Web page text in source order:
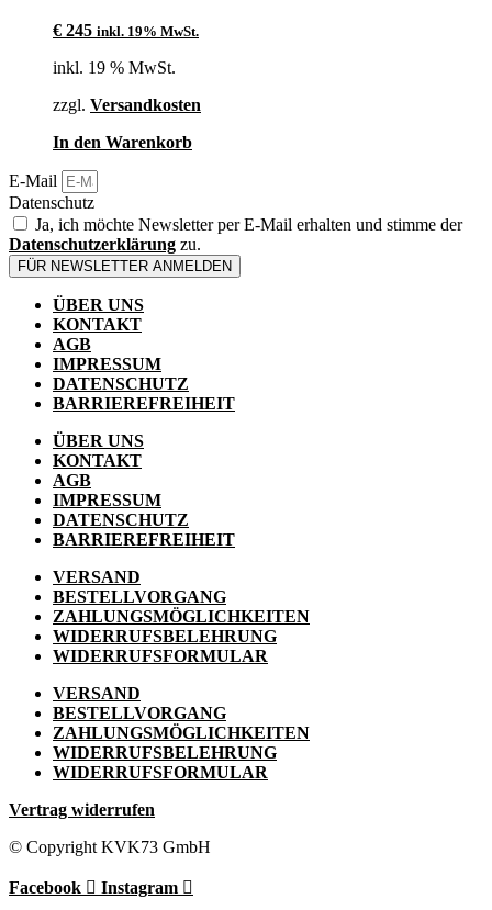
€ 245 inkl. 19% MwSt.
inkl. 19 % MwSt.
zzgl. Versandkosten
In den Warenkorb
E-Mail
Datenschutz
Ja, ich möchte Newsletter per E-Mail erhalten und stimme der
Datenschutzerklärung zu.
FÜR NEWSLETTER ANMELDEN
ÜBER UNS
KONTAKT
AGB
IMPRESSUM
DATENSCHUTZ
BARRIEREFREIHEIT
ÜBER UNS
KONTAKT
AGB
IMPRESSUM
DATENSCHUTZ
BARRIEREFREIHEIT
VERSAND
BESTELLVORGANG
ZAHLUNGSMÖGLICHKEITEN
WIDERRUFSBELEHRUNG
WIDERRUFSFORMULAR
VERSAND
BESTELLVORGANG
ZAHLUNGSMÖGLICHKEITEN
WIDERRUFSBELEHRUNG
WIDERRUFSFORMULAR
Vertrag widerrufen
© Copyright KVK73 GmbH
Facebook Instagram